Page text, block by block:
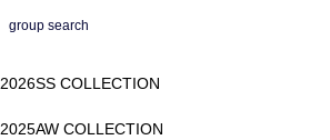
group search
2026SS COLLECTION
2025AW COLLECTION